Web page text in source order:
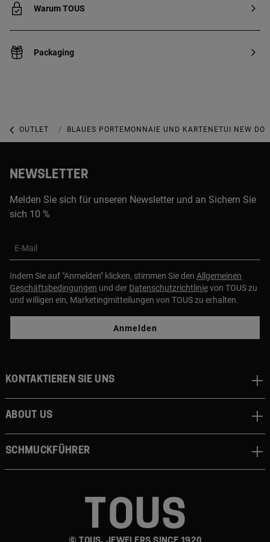
Warum TOUS
Packaging
OUTLET ACCESSOIRES-OUTLET
BLAUES PORTEMONNAIE UND KARTENETUI NEW
NEWSLETTER
Melden Sie sich für unseren Newsletter und an Sichern Sie
sich 10 %
E-Mail
Indem Sie auf "Anmelden" klicken, stimmen Sie den Allgemeinen
Geschäftsbedingungen und der Datenschutzrichtlinievon TOUS zu
und willigen ein, Marketingmitteilungen von TOUS zu erhalten.
Anmelden
Kontaktieren sie uns
About us
Schmuckführer